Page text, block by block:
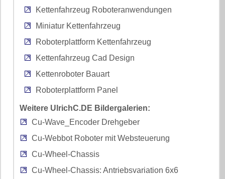
Kettenfahrzeug Roboteranwendungen
Miniatur Kettenfahrzeug
Roboterplattform Kettenfahrzeug
Kettenfahrzeug Cad Design
Kettenroboter Bauart
Roboterplattform Panel
Weitere UlrichC.DE Bildergalerien:
Cu-Wave_Encoder Drehgeber
Cu-Webbot Roboter mit Websteuerung
Cu-Wheel-Chassis
Cu-Wheel-Chassis: Antriebsvariation 6x6